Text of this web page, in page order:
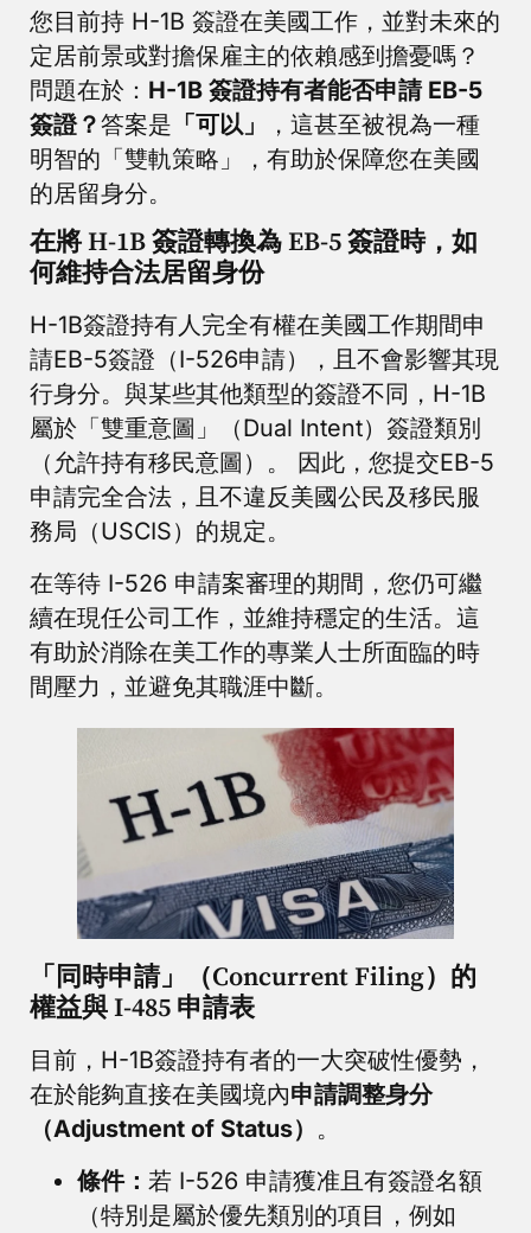
您目前持 H-1B 簽證在美國工作，並對未來的
定居前景或對擔保雇主的依賴感到擔憂嗎？
問題在於： H-1B 簽證持有者能否申請 EB-5
簽證？答案是 「可以」
，這甚至被視為一種
明智的「雙軌策略」，有助於保障您在美國
的居留身分。
在將 H-1B 簽證轉換為 EB-5 簽證時，如
何維持合法居留身份
H-1B簽證持有人完全有權在美國工作期間申
請EB-5簽證（I-526申請），且不會影響其現
行身分。與某些其他類型的簽證不同，H-1B
屬於「雙重意圖」（Dual Intent）簽證類別
（允許持有移民意圖）。 因此，您提交EB-5
申請完全合法，且不違反美國公民及移民服
務局（USCIS）的規定。
在等待 I-526 申請案審理的期間，您仍可繼
續在現任公司工作，並維持穩定的生活。這
有助於消除在美工作的專業人士所面臨的時
間壓力，並避免其職涯中斷。
「同時申請」（Concurrent Filing）的
權益與 I-485 申請表
目前，H-1B簽證持有者的一大突破性優勢，
在於能夠直接在美國境內申請調整身分
（Adjustment of Status） 。
條件： 若 I-526 申請獲准且有簽證名額
（特別是屬於優先類別的項目，例如